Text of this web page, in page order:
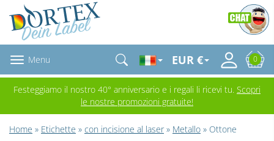
Menu EUR € 0
Festeggiamo il nostro 40° anniversario e i regali li ricevi tu. Scopri
le nostre promozioni gratuite!
Home » Etichette » con incisione al laser» Metallo » Ottone